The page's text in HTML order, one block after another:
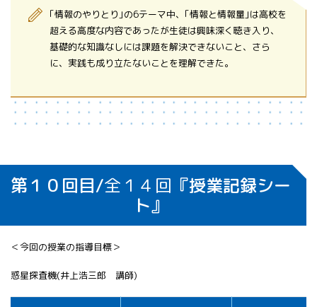
｢情報のやりとり｣の6テーマ中、｢情報と情報量｣は高校を
超える高度な内容であったが生徒は興味深く聴き入り、
基礎的な知識なしには課題を解決できないこと、さら
に、実践も成り立たないことを理解できた。
第１０回目/全１４回 『授業記録シー
ト』
＜今回の授業の指導目標＞
惑星探査機(井上浩三郎 講師)